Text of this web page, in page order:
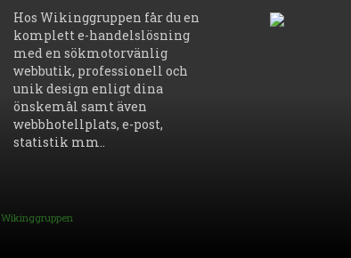
Hos Wikinggruppen får du en
komplett e-handelslösning
med en sökmotorvänlig
webbutik, professionell och
unik design enligt dina
önskemål samt även
webbhotellplats, e-post,
statistik mm..
Wikinggruppen